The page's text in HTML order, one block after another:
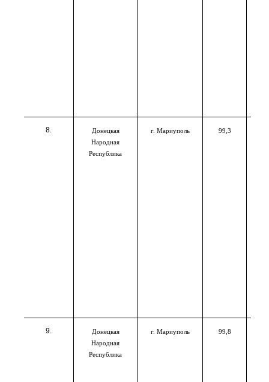
Донецкая
Народная
Республика
г. Мариуполь 99,3
Донецкая
Народная
Республика
г. Мариуполь 99,8